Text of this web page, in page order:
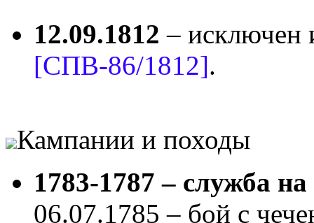
12.09.1812 – исключен
[СПВ-86/1812].
Кампании и походы
1783-1787 – служба
06.07.1785 – бой с